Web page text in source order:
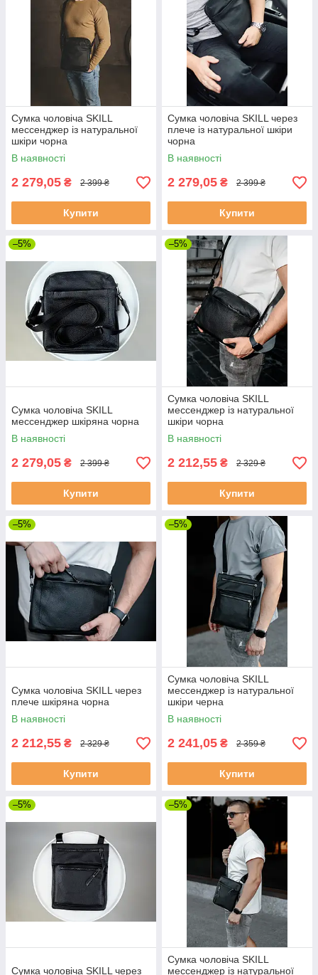
Сумка чоловіча SKILL
мессенджер із натуральної
шкіри чорна
В наявності
2 279,05 ₴ 2 399 ₴
Купити
Сумка чоловіча SKILL через
плече із натуральної шкіри
чорна
В наявності
2 279,05 ₴ 2 399 ₴
Купити
–5%
Сумка чоловіча SKILL
мессенджер шкіряна чорна
В наявності
2 279,05 ₴ 2 399 ₴
Купити
–5%
Сумка чоловіча SKILL
мессенджер із натуральної
шкіри чорна
В наявності
2 212,55 ₴ 2 329 ₴
Купити
–5%
Сумка чоловіча SKILL через
плече шкіряна чорна
В наявності
2 212,55 ₴ 2 329 ₴
Купити
–5%
Сумка чоловіча SKILL
мессенджер із натуральної
шкіри черна
В наявності
2 241,05 ₴ 2 359 ₴
Купити
–5%
Сумка чоловіча SKILL через
–5%
Сумка чоловіча SKILL
мессенджер із натуральної